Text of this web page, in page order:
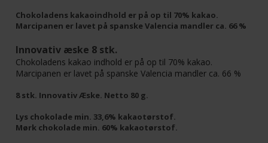
Chokoladens kakaoindhold er på op til 70% kakao.
Marcipanen er lavet på spanske Valencia mandler ca. 66 %
Innovativ æske 8 stk.
Chokoladens kakao indhold er på op til 70% kakao.
Marcipanen er lavet på spanske Valencia mandler ca. 66 %
8 stk. Innovativ Æske. Netto 80 g.
Lys chokolade min. 33,6% kakaotørstof.
Mørk chokolade min. 60% kakaotørstof.